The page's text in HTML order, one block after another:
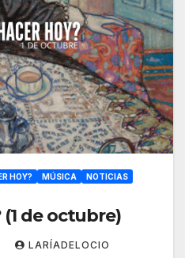
HOY? MÚSICA
NOTICIAS
de octubre)
LARÍADELOCIO